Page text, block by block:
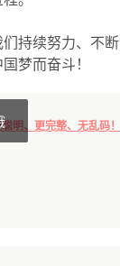
持续努力、不
梦而奋斗！
明、更完整、无乱码！